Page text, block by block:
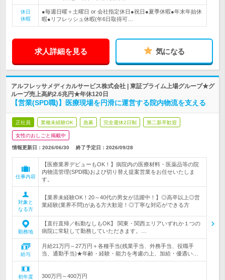
休日
休暇
●毎週日曜＋土曜日 or 会社指定休日●祝日●夏季休暇●年末年始休
暇●リフレッシュ休暇(年6日取得可…
求人詳細を見る 気になる
アルフレッサメディカルサービス株式会社 | 東証プライム上場グループ★グ
ループ売上高約2.6兆円★年休120日
【営業(SPD職)】医療現場を円滑に運営する院内物流を支える
正社員 業種未経験OK 急募 完全週休2日制 第二新卒歓迎
女性のおしごと掲載中
情報更新日：2026/06/30 終了予定日： 2026/09/28
仕事内容
【医療業界デビューもOK！】病院内の医療材料・医薬品等の院
内物流管理(SPD職)および切り替え提案営業をお任せいたしま
す。
対象と
なる方
【業界未経験OK！20～40代の男女が活躍中！】◎高卒以上◎営
業経験(業界不問)がある方大歓迎！◎丁寧な対応ができる方
勤務地
【直行直帰／転勤なしもOK】 関東・関西エリアいずれか１つの
病院に常駐して勤務していただきます。…
給与
月給21万円～27万円＋各種手当(残業手当、外務手当、役職手
当、通勤手当)★年齢・経験・能力を考慮の上、加給・優遇い…
初年度
300万円～400万円